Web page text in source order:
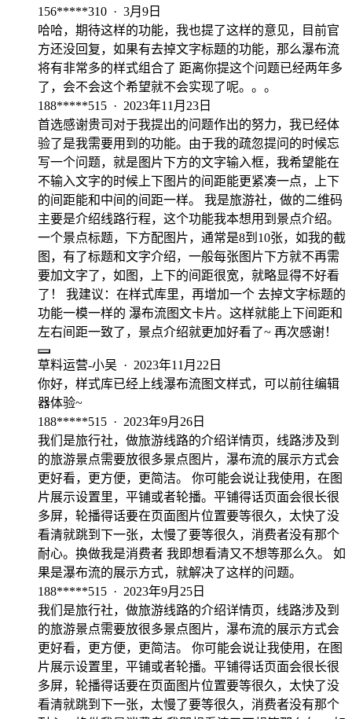
156*****310 · 3月9日
哈哈，期待这样的功能，我也提了这样的意见，目前官
方还没回复，如果有去掉文字标题的功能，那么瀑布流
将有非常多的样式组合了 距离你提这个问题已经两年多
了，会不会这个希望就不会实现了呢。。。
188*****515 · 2023年11月23日
首选感谢贵司对于我提出的问题作出的努力，我已经体
验了是我需要用到的功能。由于我的疏忽提问的时候忘
写一个问题，就是图片下方的文字输入框，我希望能在
不输入文字的时候上下图片的间距能更紧凑一点，上下
的间距能和中间的间距一样。 我是旅游社，做的二维码
主要是介绍线路行程，这个功能我本想用到景点介绍。
一个景点标题，下方配图片，通常是8到10张，如我的截
图，有了标题和文字介绍，一般每张图片下方就不再需
要加文字了，如图，上下的间距很宽，就略显得不好看
了！ 我建议：在样式库里，再增加一个 去掉文字标题的
功能一模一样的 瀑布流图文卡片。这样就能上下间距和
左右间距一致了，景点介绍就更加好看了~ 再次感谢！
草料运营-小吴 · 2023年11月22日
你好，样式库已经上线瀑布流图文样式，可以前往编辑
器体验~
188*****515 · 2023年9月26日
我们是旅行社，做旅游线路的介绍详情页，线路涉及到
的旅游景点需要放很多景点图片，瀑布流的展示方式会
更好看，更方便，更简洁。 你可能会说让我使用，在图
片展示设置里，平铺或者轮播。平铺得话页面会很长很
多屏，轮播得话要在页面图片位置要等很久，太快了没
看清就跳到下一张，太慢了要等很久，消费者没有那个
耐心。换做我是消费者 我即想看清又不想等那么久。 如
果是瀑布流的展示方式，就解决了这样的问题。
188*****515 · 2023年9月25日
我们是旅行社，做旅游线路的介绍详情页，线路涉及到
的旅游景点需要放很多景点图片，瀑布流的展示方式会
更好看，更方便，更简洁。 你可能会说让我使用，在图
片展示设置里，平铺或者轮播。平铺得话页面会很长很
多屏，轮播得话要在页面图片位置要等很久，太快了没
看清就跳到下一张，太慢了要等很久，消费者没有那个